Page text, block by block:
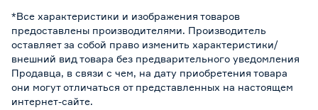
*Все характеристики и изображения товаров
предоставлены производителями. Производитель
оставляет за собой право изменить характеристики/
внешний вид товара без предварительного уведомления
Продавца, в связи с чем, на дату приобретения товара
они могут отличаться от представленных на настоящем
интернет-сайте.